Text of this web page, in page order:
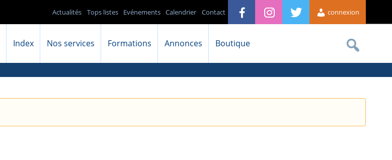
connexion
Contact
Calendrier
Evénements
Tops listes
Actualités
Index Nos services Formations Annonces Boutique